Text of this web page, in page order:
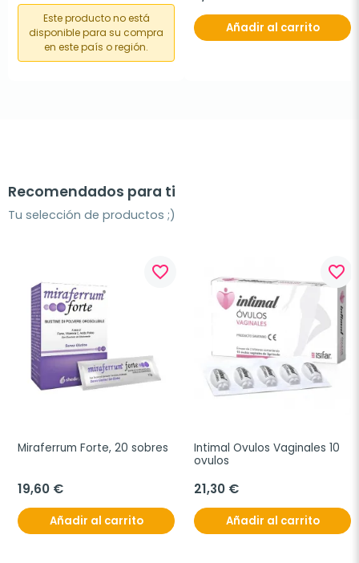
Este producto no está
disponible para su compra
en este país o región.
Añadir al carrito
Recomendados para ti
Tu selección de productos ;)
favorite_border
Miraferrum Forte, 20 sobres
19,60 €
Añadir al carrito
favorite_border
Intimal Ovulos Vaginales 10
ovulos
21,30 €
Añadir al carrito